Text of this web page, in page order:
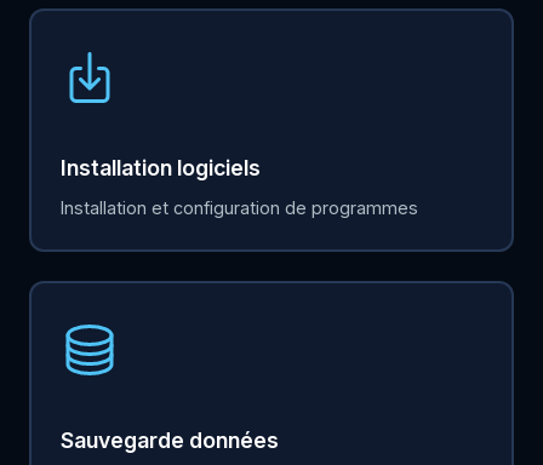
Installation logiciels
Installation et configuration de programmes
Sauvegarde données